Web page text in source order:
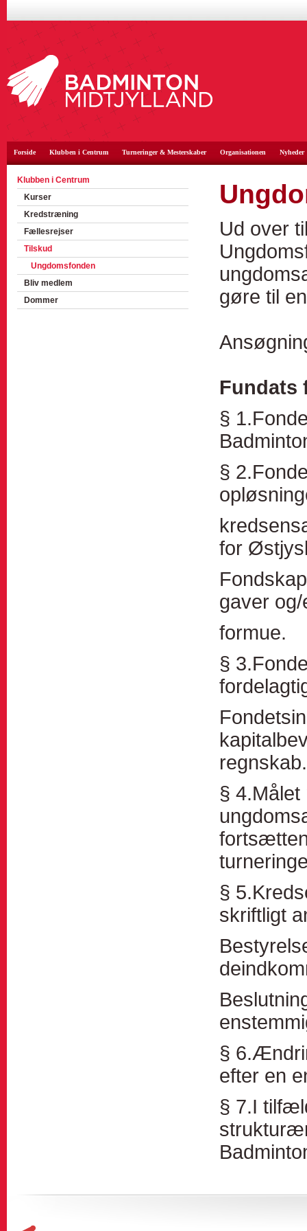
Forside Klubben i Centrum Turneringer & Mesterskaber Organisationen Nyheder
Klubben i Centrum
Kurser
Kredstræning
Fællesrejser
Tilskud
Ungdomsfonden
Bliv medlem
Dommer
Ud over
gøre til
Fundats
§
§
for
gaver
formue.
§
regnskab.
§
§
skriftligt
§
efter en
§ 7.I